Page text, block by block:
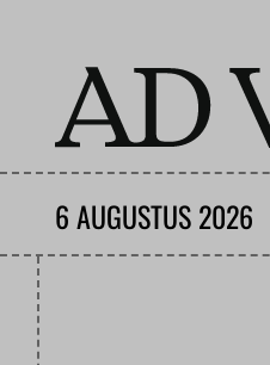
6 AUGUSTUS 2026